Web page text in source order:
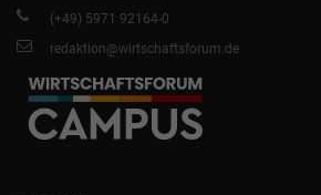
(+49) 5971 92164-0
redaktion@wirtschaftsforum.de